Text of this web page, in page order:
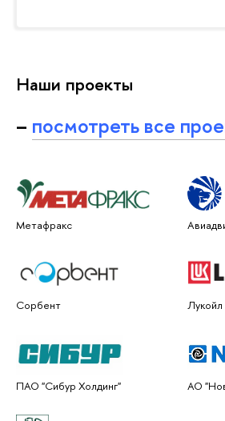
Наши проекты
– посмотреть все
Метафракс
Сорбент Лукойл
ПАО "Сибур Холдинг" АО